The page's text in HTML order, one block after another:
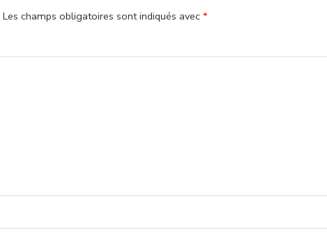
Les champs obligatoires sont indiqués avec *